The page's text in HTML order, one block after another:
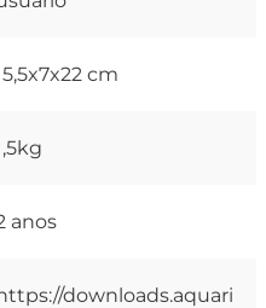
cm
anos
downloads.aquari